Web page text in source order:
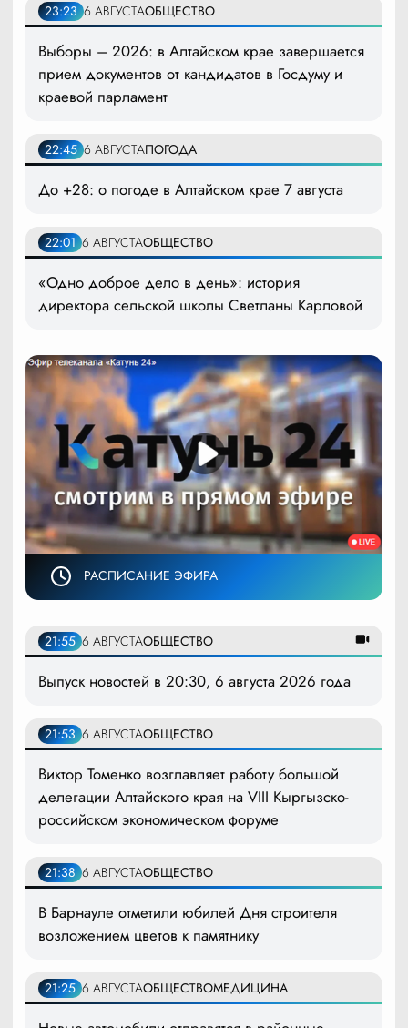
23:23 6 АВГУСТАОБЩЕСТВО
Выборы – 2026: в Алтайском крае завершается
прием документов от кандидатов в Госдуму и
краевой парламент
22:45 6 АВГУСТАПОГОДА
До +28: о погоде в Алтайском крае 7 августа
22:01 6 АВГУСТАОБЩЕСТВО
«Одно доброе дело в день»: история
директора сельской школы Светланы Карловой
РАСПИСАНИЕ ЭФИРА
21:55 6 АВГУСТАОБЩЕСТВО
Выпуск новостей в 20:30, 6 августа 2026 года
21:53 6 АВГУСТАОБЩЕСТВО
Виктор Томенко возглавляет работу большой
делегации Алтайского края на VIII Кыргызско-
российском экономическом форуме
21:38 6 АВГУСТАОБЩЕСТВО
В Барнауле отметили юбилей Дня строителя
возложением цветов к памятнику
21:25 6 АВГУСТАОБЩЕСТВОМЕДИЦИНА